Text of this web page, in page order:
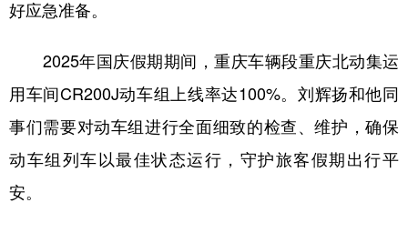
北京
辽宁 吉林 上海 江苏
浙江 安徽 福建 江西
山东 河南 湖北 湖南
广东 广西 海南 重庆
好应急准备。
2025年国庆假期期间，重庆车辆段重庆北动集运
用车间CR200J动车组上线率达100%。刘辉扬和他同
事们需要对动车组进行全面细致的检查、维护，确保
动车组列车以最佳状态运行，守护旅客假期出行平
安。